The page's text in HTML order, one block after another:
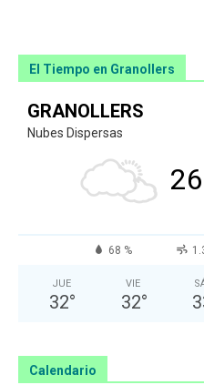
El Tiempo en Granollers
GRANOLLERS
Nubes Dispersas
68 %
JUE
32°
VIE
32°
Calendario